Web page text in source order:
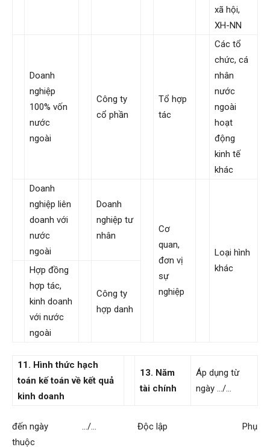
xã hội,
XH-NN
Doanh
nghiệp
100% vốn
nước
ngoài
Công ty
cổ phần
Tổ hợp
tác
Các tổ
chức, cá
nhân
nước
ngoài
hoạt
động
kinh tế
khác
Doanh
nghiệp liên
doanh với
nước
ngoài
Doanh
nghiệp tư
nhân
Cơ
quan,
đơn vị
sự
nghiệp
Loại hình
khác
Hợp đồng
hợp tác,
kinh doanh
với nước
ngoài
Công ty
hợp danh
11. Hình thức hạch
toán kế toán về kết quả
kinh doanh
13. Năm
tài chính
Áp dụng từ
ngày …/…
đến ngày …/… Độc lập Phụ
thuộc